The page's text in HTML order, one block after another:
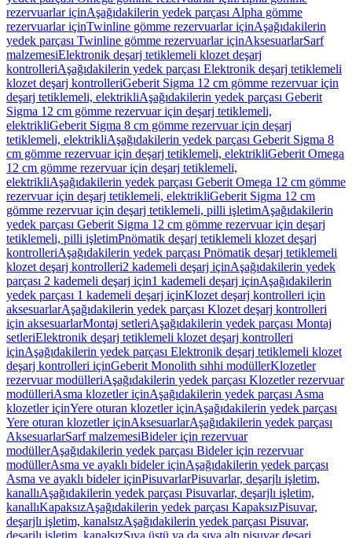
rezervuarlar içinAşağıdakilerin yedek parçası Alpha gömme
rezervuarlar içinTwinline gömme rezervuarlar içinAşağıdakilerin
yedek parçası Twinline gömme rezervuarlar içinAksesuarlarSarf
malzemesiElektronik deşarj tetiklemeli klozet deşarj
kontrolleriAşağıdakilerin yedek parçası Elektronik deşarj tetiklemeli
klozet deşarj kontrolleriGeberit Sigma 12 cm gömme rezervuar için
deşarj tetiklemeli, elektrikliAşağıdakilerin yedek parçası Geberit
Sigma 12 cm gömme rezervuar için deşarj tetiklemeli,
elektrikliGeberit Sigma 8 cm gömme rezervuar için deşarj
tetiklemeli, elektrikliAşağıdakilerin yedek parçası Geberit Sigma 8
cm gömme rezervuar için deşarj tetiklemeli, elektrikliGeberit Omega
12 cm gömme rezervuar için deşarj tetiklemeli,
elektrikliAşağıdakilerin yedek parçası Geberit Omega 12 cm gömme
rezervuar için deşarj tetiklemeli, elektrikliGeberit Sigma 12 cm
gömme rezervuar için deşarj tetiklemeli, pilli işletimAşağıdakilerin
yedek parçası Geberit Sigma 12 cm gömme rezervuar için deşarj
tetiklemeli, pilli işletimPnömatik deşarj tetiklemeli klozet deşarj
kontrolleriAşağıdakilerin yedek parçası Pnömatik deşarj tetiklemeli
klozet deşarj kontrolleri2 kademeli deşarj içinAşağıdakilerin yedek
parçası 2 kademeli deşarj için1 kademeli deşarj içinAşağıdakilerin
yedek parçası 1 kademeli deşarj içinKlozet deşarj kontrolleri için
aksesuarlarAşağıdakilerin yedek parçası Klozet deşarj kontrolleri
için aksesuarlarMontaj setleriAşağıdakilerin yedek parçası Montaj
setleriElektronik deşarj tetiklemeli klozet deşarj kontrolleri
içinAşağıdakilerin yedek parçası Elektronik deşarj tetiklemeli klozet
deşarj kontrolleri içinGeberit Monolith sıhhi modüllerKlozetler
rezervuar modülleriAşağıdakilerin yedek parçası Klozetler rezervuar
modülleriAsma klozetler içinAşağıdakilerin yedek parçası Asma
klozetler içinYere oturan klozetler içinAşağıdakilerin yedek parçası
Yere oturan klozetler içinAksesuarlarAşağıdakilerin yedek parçası
AksesuarlarSarf malzemesiBideler için rezervuar
modüllerAşağıdakilerin yedek parçası Bideler için rezervuar
modüllerAsma ve ayaklı bideler içinAşağıdakilerin yedek parçası
Asma ve ayaklı bideler içinPisuvarlarPisuvarlar, deşarjlı işletim,
kanallıAşağıdakilerin yedek parçası Pisuvarlar, deşarjlı işletim,
kanallıKapaksızAşağıdakilerin yedek parçası KapaksızPisuvar,
deşarjlı işletim, kanalsızAşağıdakilerin yedek parçası Pisuvar,
deşarjlı işletim, kanalsızSıva üstü ya da sıva altı pisuvar deşarj